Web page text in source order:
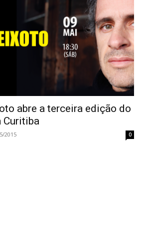
abre a terceira edição do
Curitiba
2015 0